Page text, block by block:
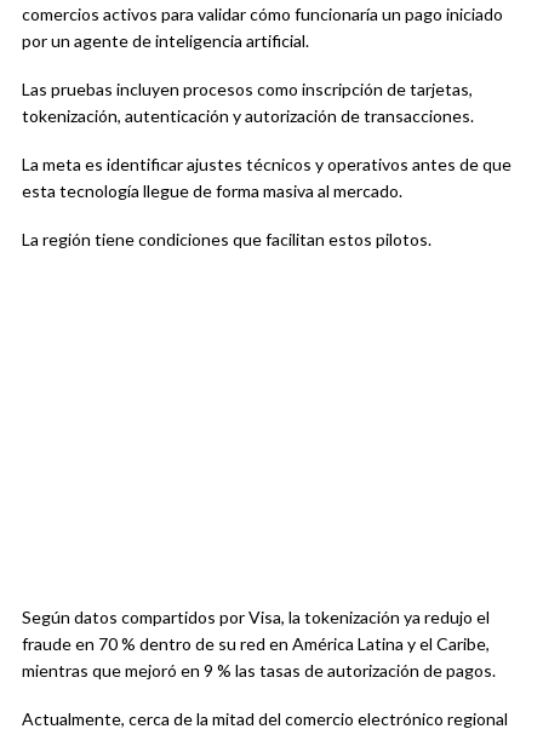
comercios activos para validar cómo funcionaría un pago iniciado
por un agente de inteligencia artificial.
Las pruebas incluyen procesos como inscripción de tarjetas,
tokenización, autenticación y autorización de transacciones.
La meta es identificar ajustes técnicos y operativos antes de que
esta tecnología llegue de forma masiva al mercado.
La región tiene condiciones que facilitan estos pilotos.
Según datos compartidos por Visa, la tokenización ya redujo el
fraude en 70 % dentro de su red en América Latina y el Caribe,
mientras que mejoró en 9 % las tasas de autorización de pagos.
Actualmente, cerca de la mitad del comercio electrónico regional